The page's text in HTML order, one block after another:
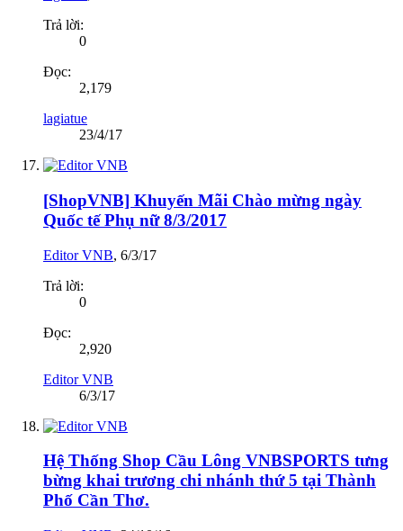
Trả lời:
0
Đọc:
2,179
lagiatue
23/4/17
[ShopVNB] Khuyến Mãi Chào mừng ngày
Quốc tế Phụ nữ 8/3/2017
Editor VNB, 6/3/17
Trả lời:
0
Đọc:
2,920
Editor VNB
6/3/17
Hệ Thống Shop Cầu Lông VNBSPORTS tưng
bừng khai trương chi nhánh thứ 5 tại Thành
Phố Cần Thơ.